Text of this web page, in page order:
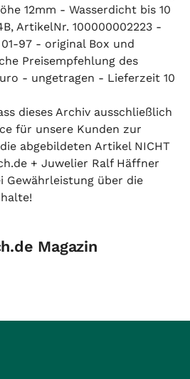
12mm - Wasserdicht bis 10
ArtikelNr. 100000002223 -
97 - original Box und
Preisempfehlung des
- ungetragen - Lieferzeit 10
dieses Archiv ausschließlich
für unsere Kunden zur
abgebildeten Artikel NICHT
+ Juwelier Ralf Häffner
Gewährleistung über die
Magazin